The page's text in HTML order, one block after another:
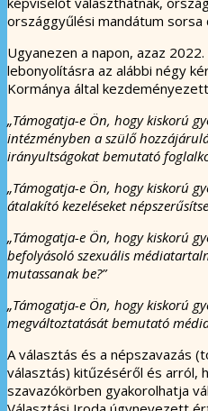
országgyűlési mandátum sorsa
Ugyanezen a napon, azaz
lebonyolításra az alábbi négy
Kormánya által
„Támogatja-e Ön, hogy kiskorú
intézményben a szülő
irányultságokat bemutató
„Támogatja-e Ön, hogy kiskorú
átalakító kezeléseket
„Támogatja-e Ön, hogy kiskorú
befolyásoló szexuális
mutassanak be?”
„Támogatja-e Ön, hogy kiskorú
megváltoztatását bemutató
A választás és a népszavazás
választás) kitűzéséről és arról,
szavazókörben gyakorolhatja